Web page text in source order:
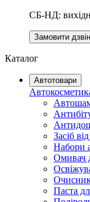
СБ-НД:
Замовити
Каталог
Автотовари
Засіб
Набори
Омивач
Паста